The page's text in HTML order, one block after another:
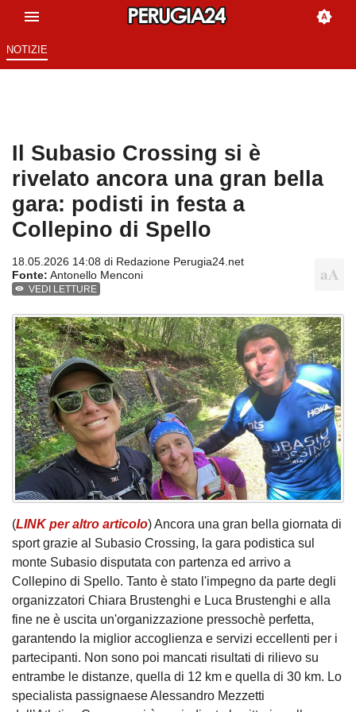
NOTIZIE
Il Subasio Crossing si è
rivelato ancora una gran bella
gara: podisti in festa a
Collepino di Spello
18.05.2026 14:08 di Redazione Perugia24.net
Fonte: Antonello Menconi
VEDI LETTURE
(LINK per altro articolo) Ancora una gran bella giornata di
sport grazie al Subasio Crossing, la gara podistica sul
monte Subasio disputata con partenza ed arrivo a
Collepino di Spello. Tanto è stato l'impegno da parte degli
organizzatori Chiara Brustenghi e Luca Brustenghi e alla
fine ne è uscita un'organizzazione pressochè perfetta,
garantendo la miglior accoglienza e servizi eccellenti per i
partecipanti. Non sono poi mancati risultati di rilievo su
entrambe le distanze, quella di 12 km e quella di 30 km. Lo
specialista passignaese Alessandro Mezzetti